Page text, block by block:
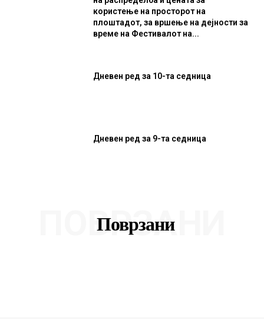
користење на просторот на
плоштадот, за вршење на дејности за
време на Фестивалот на...
Дневен ред за 10-та седница
Дневен ред за 9-та седница
Поврзани
ПОВРЗАНИ